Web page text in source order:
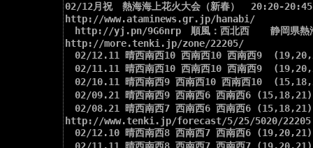
02/12月祝　熱海海上花火大会（新春）  20:20-20:45
http://www.ataminews.gr.jp/hanabi/
http://yj.pn/9G6nrp　順風：西北西　  静岡県熱
http://more.tenki.jp/zone/22205/
02/12.11 晴西南西10 西南西10 西南西9
02/11.11 晴西南西10 西南西10 西南西9
02/10.11 晴西南西9 西南西10 西南西10
02/09.21 晴西南西9 西南西6 西南西6 (15,18,21)
02/08.21 晴西南西7 西南西6 西南西6 (15,18,21)
http://www.tenki.jp/forecast/5/25/5020/
02/12.10 晴西南西8 西南西7 西南西6 (19,20,21)